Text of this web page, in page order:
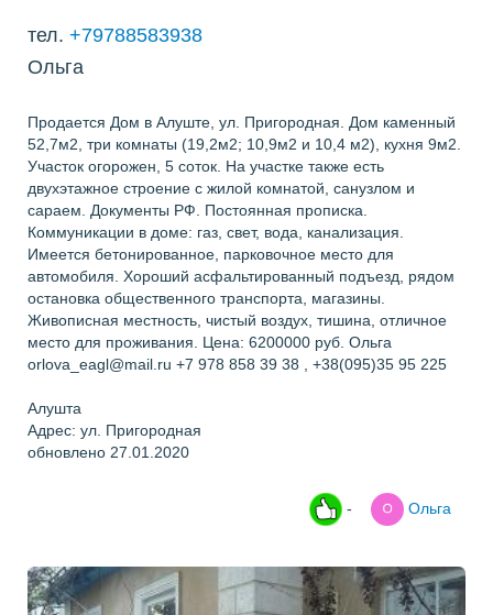
тел. +79788583938
Ольга
Продается Дом в Алуште, ул. Пригородная. Дом каменный
52,7м2, три комнаты (19,2м2; 10,9м2 и 10,4 м2), кухня 9м2.
Участок огорожен, 5 соток. На участке также есть
двухэтажное строение с жилой комнатой, санузлом и
сараем. Документы РФ. Постоянная прописка.
Коммуникации в доме: газ, свет, вода, канализация.
Имеется бетонированное, парковочное место для
автомобиля. Хороший асфальтированный подъезд, рядом
остановка общественного транспорта, магазины.
Живописная местность, чистый воздух, тишина, отличное
место для проживания. Цена: 6200000 руб. Ольга
orlova_eagl@mail.ru +7 978 858 39 38 , +38(095)35 95 225
Алушта
Адрес: ул. Пригородная
обновлено 27.01.2020
- Ольга